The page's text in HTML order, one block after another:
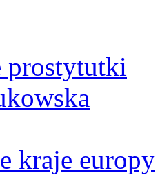
prostytutki
kraje europy